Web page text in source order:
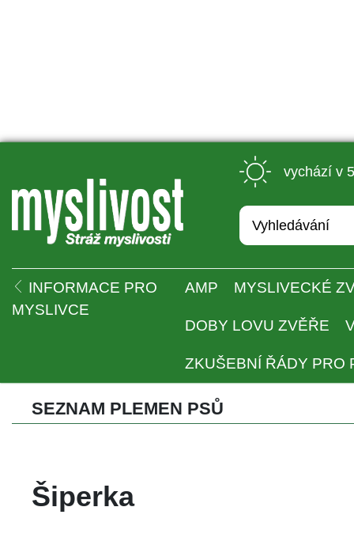
vychází v
INFORMACE PRO
MYSLIVCE
AMP MYSLIVECKÉ
DOBY LOVU ZVĚŘE
ZKUŠEBNÍ ŘÁDY PRO
SEZNAM PLEMEN PSŮ
Šiperka